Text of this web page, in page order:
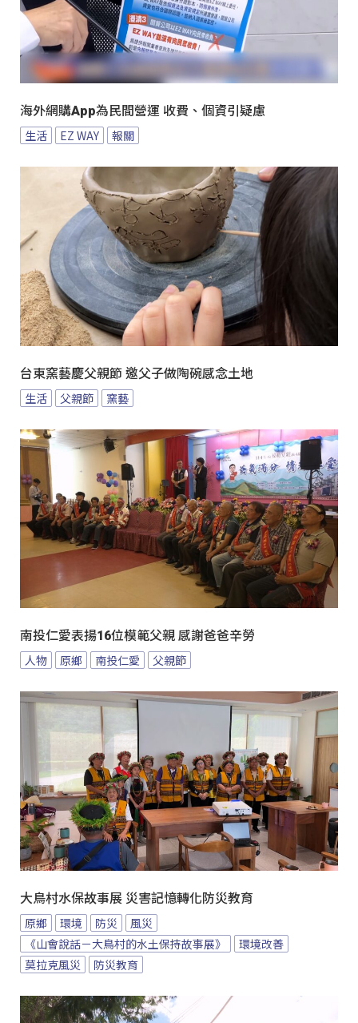
海外網購App為民間營運 收費、個資引疑慮
生活 EZ WAY 報關
台東窯藝慶父親節 邀父子做陶碗感念土地
生活 父親節 窯藝
南投仁愛表揚16位模範父親 感謝爸爸辛勞
人物 原鄉 南投仁愛 父親節
大鳥村水保故事展 災害記憶轉化防災教育
原鄉 環境 防災
風災
《山會說話－大鳥村的水土保持故事展》
環境改善
莫拉克風災
防災教育